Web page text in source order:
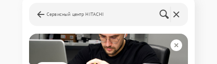
Сервисный центр HITACHI